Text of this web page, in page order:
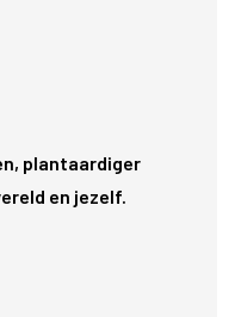
plantaardiger
en jezelf.